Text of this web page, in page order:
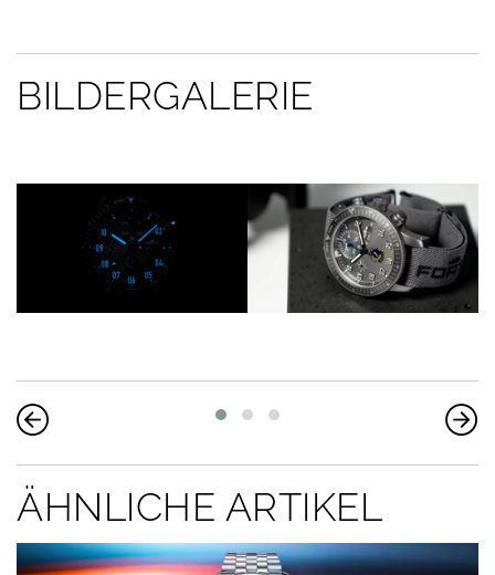
BILDERGALERIE
ÄHNLICHE ARTIKEL